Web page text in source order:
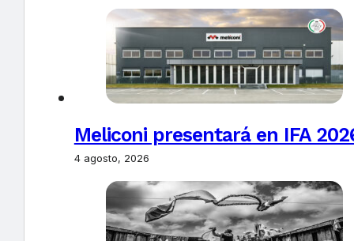
Meliconi presentará en IFA
4 agosto, 2026